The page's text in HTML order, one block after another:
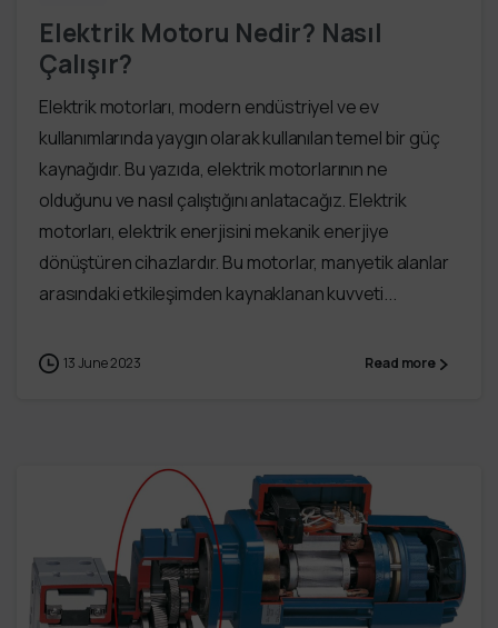
Elektrik Motoru Nedir? Nasıl
Çalışır?
Elektrik motorları, modern endüstriyel ve ev
kullanımlarında yaygın olarak kullanılan temel bir güç
kaynağıdır. Bu yazıda, elektrik motorlarının ne
olduğunu ve nasıl çalıştığını anlatacağız. Elektrik
motorları, elektrik enerjisini mekanik enerjiye
dönüştüren cihazlardır. Bu motorlar, manyetik alanlar
arasındaki etkileşimden kaynaklanan kuvveti...
13 June 2023 Read more